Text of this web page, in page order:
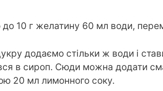
10 г желатину 60 мл води,
додаємо стільки ж води і
в сироп. Сюди можна додати
20 мл лимонного соку.